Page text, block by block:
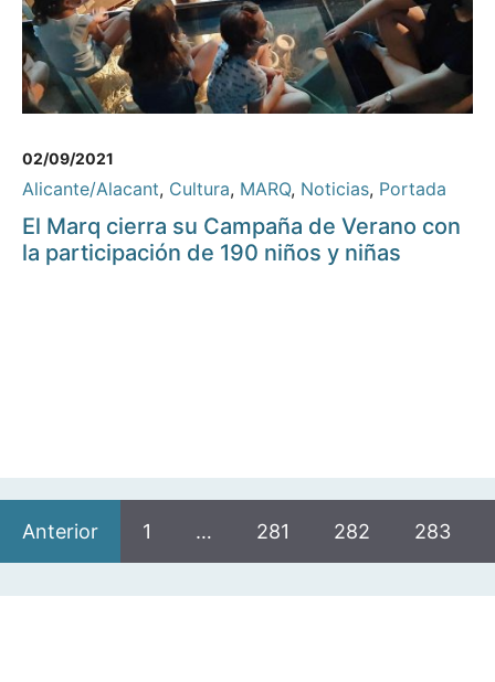
02/09/2021
Alicante/Alacant, Cultura, MARQ, Noticias, Portada
El Marq cierra su Campaña de Verano con
la participación de 190 niños y niñas
Anterior 1 … 281 282 283